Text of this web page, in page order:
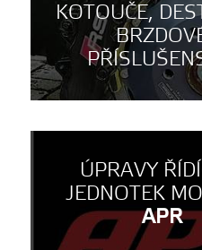
KOTOUČE,
ÚPRAVY
JEDNOTEK
APR